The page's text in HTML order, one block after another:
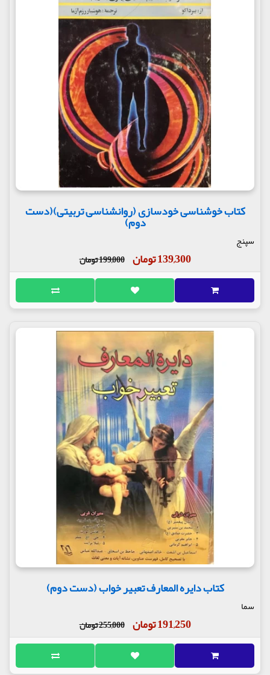
کتاب خوشناسی خودسازی (روانشناسی تربیتی)(دست
دوم)
سپنج
139,300 تومان 199,000 تومان
کتاب دایره المعارف تعبیر خواب (دست دوم)
سما
191,250 تومان 255,000 تومان